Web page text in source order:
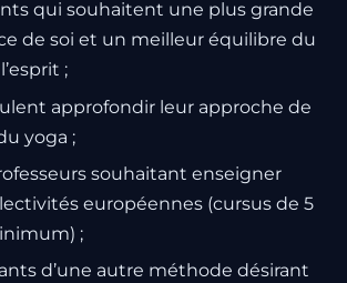
qui souhaitent une plus grande
de soi et un meilleur équilibre du
;
approfondir leur approche de
yoga ;
souhaitant enseigner
européennes (cursus de 5
;
d’une autre méthode désirant